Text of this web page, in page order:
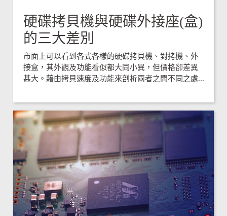
硬碟拷貝機與硬碟外接座(盒)
的三大差別
市面上可以看到各式各樣的硬碟拷貝機、對拷機、外
接盒，其外觀及功能看似都大同小異，但價格卻差異
甚大。藉由拷貝速度及功能來剖析兩者之間不同之處...